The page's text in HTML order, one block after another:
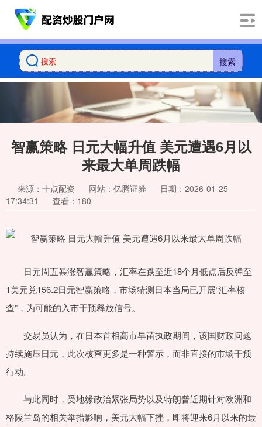
搜索
智赢策略 日元大幅升值 美元遭遇6月以
来最大单周跌幅
来源：十点配资 网站：亿腾证券
日期：2026-01-25
17:34:31
查看：180
日元周五暴涨智赢策略，汇率在跌至近18个月低点后反弹至
1美元兑156.2日元智赢策略，市场猜测日本当局已开展“汇率核
查”，为可能的入市干预释放信号。
交易员认为，在日本首相高市早苗执政期间，该国财政问题
持续施压日元，此次核查更多是一种警示，而非直接的市场干预
行动。
与此同时，受地缘政治紧张局势以及特朗普近期针对欧洲和
格陵兰岛的相关举措影响，美元大幅下挫，即将迎来6月以来的最